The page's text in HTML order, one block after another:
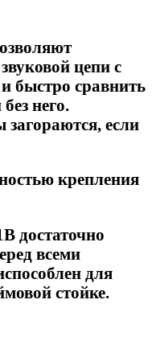
цепи с
быстро сравнить
него.
если
крепления
достаточно
всеми
для
стойке.